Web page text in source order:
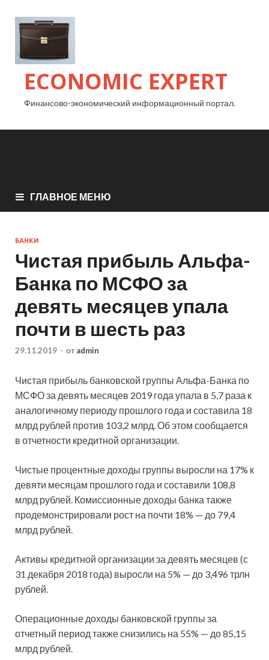
ECONOMIC EXPERT
Финансово-экономический информационный портал.
ГЛАВНОЕ МЕНЮ
БАНКИ
Чистая прибыль Альфа-
Банка по МСФО за
девять месяцев упала
почти в шесть раз
29.11.2019 - от admin
Чистая прибыль банковской группы Альфа-Банка по
МСФО за девять месяцев 2019 года упала в 5,7 раза к
аналогичному периоду прошлого года и составила 18
млрд рублей против 103,2 млрд. Об этом сообщается
в отчетности кредитной организации.
Чистые процентные доходы группы выросли на 17% к
девяти месяцам прошлого года и составили 108,8
млрд рублей. Комиссионные доходы банка также
продемонстрировали рост на почти 18% — до 79,4
млрд рублей.
Активы кредитной организации за девять месяцев (с
31 декабря 2018 года) выросли на 5% — до 3,496 трлн
рублей.
Операционные доходы банковской группы за
отчетный период также снизились на 55% — до 85,15
млрд рублей.